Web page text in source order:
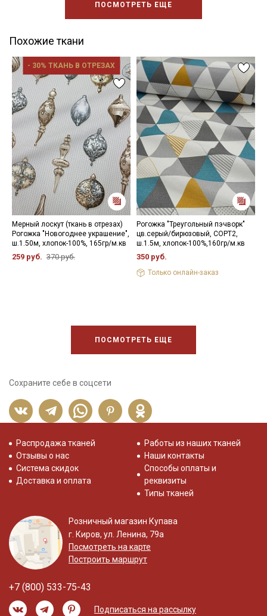
ПОСМОТРЕТЬ ЕЩЕ
Похожие ткани
- 30% ТКАНЬ В ОТРЕЗАХ
Мерный лоскут (ткань в отрезах)
Рогожка "Новогоднее украшение",
ш.1.50м, хлопок-100%, 165гр/м.кв
259 руб. 370 руб.
Рогожка "Треугольный пэчворк"
цв.серый/бирюзовый, СОРТ2,
ш.1.5м, хлопок-100%,160гр/м.кв
350 руб.
Только онлайн-заказ
ПОСМОТРЕТЬ ЕЩЕ
Сохраните себе в соцсети
Распродажа тканей
Отзывы о нас
Система скидок
Доставка и оплата
Работы из наших тканей
Наши контакты
Способы оплаты и
реквизиты
Типы тканей
Розничный магазин Купава
г. Киров, ул. Ленина, 79а
Посмотреть на карте
Построить маршрут
+7 (800) 533-75-43
Подписаться на рассылку